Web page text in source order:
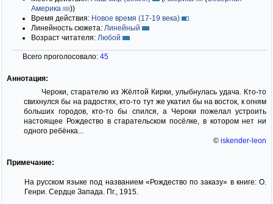
Америка
))
Время действия: Новое время (17-19 века)
Линейность сюжета: Линейный
Возраст читателя: Любой
Всего проголосовало: 45
Аннотация:
Чероки, старателю из Жёлтой Кирки, улыбнулась удача. Кто-то
свихнулся бы на радостях, кто-то тут же укатил бы на восток, к огням
больших городов, кто-то бы спился, а Чероки пожелал устроить
настоящее Рождество в старательском посёлке, в котором нет ни
одного ребёнка...
© iskender-leon
Примечание:
На русском языке под названием «Рождество по заказу» в книге: О.
Генри. Сердце Запада. Пг., 1915.